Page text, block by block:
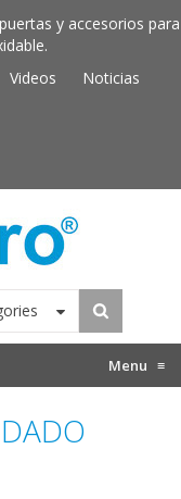
y accesorios para
Videos
Noticias
Menu ≡